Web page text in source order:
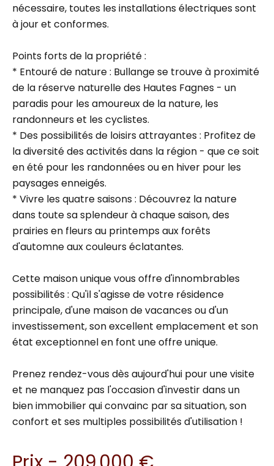
nécessaire, toutes les installations électriques sont
à jour et conformes.
Points forts de la propriété :
* Entouré de nature : Bullange se trouve à proximité
de la réserve naturelle des Hautes Fagnes - un
paradis pour les amoureux de la nature, les
randonneurs et les cyclistes.
* Des possibilités de loisirs attrayantes : Profitez de
la diversité des activités dans la région - que ce soit
en été pour les randonnées ou en hiver pour les
paysages enneigés.
* Vivre les quatre saisons : Découvrez la nature
dans toute sa splendeur à chaque saison, des
prairies en fleurs au printemps aux forêts
d'automne aux couleurs éclatantes.
Cette maison unique vous offre d'innombrables
possibilités : Qu'il s'agisse de votre résidence
principale, d'une maison de vacances ou d'un
investissement, son excellent emplacement et son
état exceptionnel en font une offre unique.
Prenez rendez-vous dès aujourd'hui pour une visite
et ne manquez pas l'occasion d'investir dans un
bien immobilier qui convainc par sa situation, son
confort et ses multiples possibilités d'utilisation !